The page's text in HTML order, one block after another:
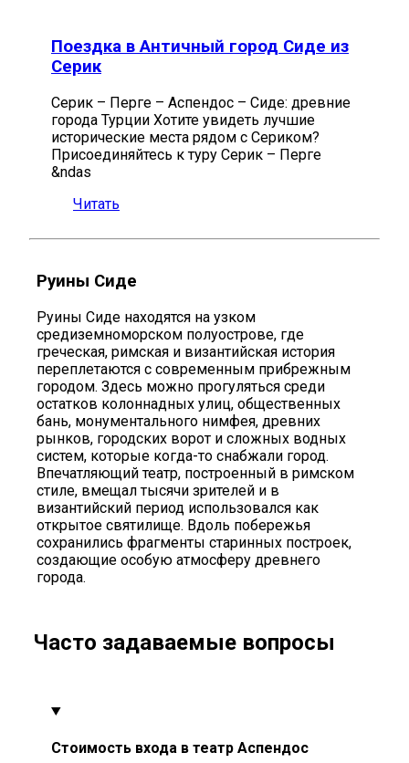
Поездка в Античный город Сиде из
Серик
Серик – Перге – Аспендос – Сиде: древние
города Турции Хотите увидеть лучшие
исторические места рядом с Сериком?
Присоединяйтесь к туру Серик – Перге
&ndas
Читать
Руины Сиде
Руины Сиде находятся на узком
средиземноморском полуострове, где
греческая, римская и византийская история
переплетаются с современным прибрежным
городом. Здесь можно прогуляться среди
остатков колоннадных улиц, общественных
бань, монументального нимфея, древних
рынков, городских ворот и сложных водных
систем, которые когда-то снабжали город.
Впечатляющий театр, построенный в римском
стиле, вмещал тысячи зрителей и в
византийский период использовался как
открытое святилище. Вдоль побережья
сохранились фрагменты старинных построек,
создающие особую атмосферу древнего
города.
Часто задаваемые вопросы
Стоимость входа в театр Аспендос